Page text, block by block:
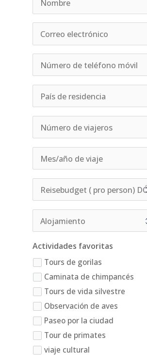
Actividades favoritas
Tours de gorilas
Caminata de chimpancés
Tours de vida silvestre
Observación de aves
Paseo por la ciudad
Tour de primates
viaje cultural